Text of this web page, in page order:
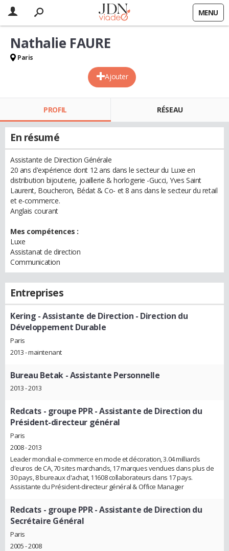
MENU
Ajouter
Nathalie FAURE
Paris
PROFIL RÉSEAU
En résumé
Assistante de Direction Générale
20 ans d'expérience dont 12 ans dans le secteur du Luxe en
distribution bijouterie, joaillerie & horlogerie -Gucci, Yves Saint
Laurent, Boucheron, Bédat & Co- et 8 ans dans le secteur du retail
et e-commerce.
Anglais courant
Mes compétences :
Luxe
Assistanat de direction
Communication
Entreprises
Kering - Assistante de Direction - Direction du
Développement Durable
Paris
2013 - maintenant
Bureau Betak- Assistante Personnelle
2013 - 2013
Redcats - groupe PPR- Assistante de Direction du
Président-directeur général
Paris
2008 - 2013
Leader mondial e-commerce en mode et décoration, 3.04 milliards
d'euros de CA, 70 sites marchands, 17 marques vendues dans plus de
30 pays, 8 bureaux d'achat, 11608 collaborateurs dans 17 pays.
Assistante du Président-directeur général & Office Manager
Redcats - groupe PPR- Assistante de Direction du
Secrétaire Général
Paris
2005 - 2008